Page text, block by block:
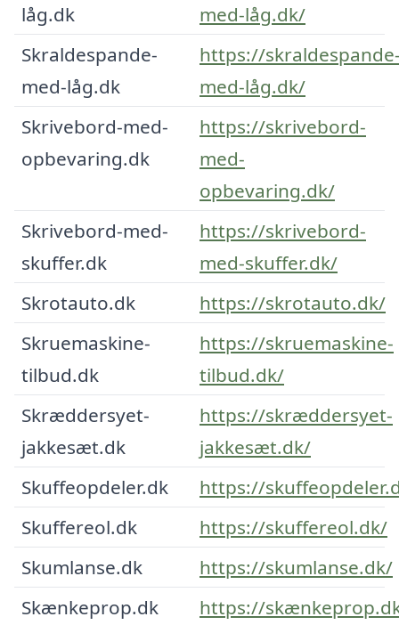
låg.dk
med-låg.dk/
Skraldespande-
med-låg.dk
https://
med-låg.dk/
Skrivebord-med-
opbevaring.dk
https://skrivebord-
med-
opbevaring.dk/
Skrivebord-med-
skuffer.dk
https://skrivebord-
med-skuffer.dk/
Skrotauto.dk
https://skrotauto.dk/
Skruemaskine-
tilbud.dk
https://skruemaskine-
tilbud.dk/
Skræddersyet-
jakkesæt.dk
https://skræddersyet-
jakkesæt.dk/
Skuffeopdeler.dk
https://
Skuffereol.dk
https://skuffereol.dk/
Skumlanse.dk
https://skumlanse.dk/
Skænkeprop.dk
https://